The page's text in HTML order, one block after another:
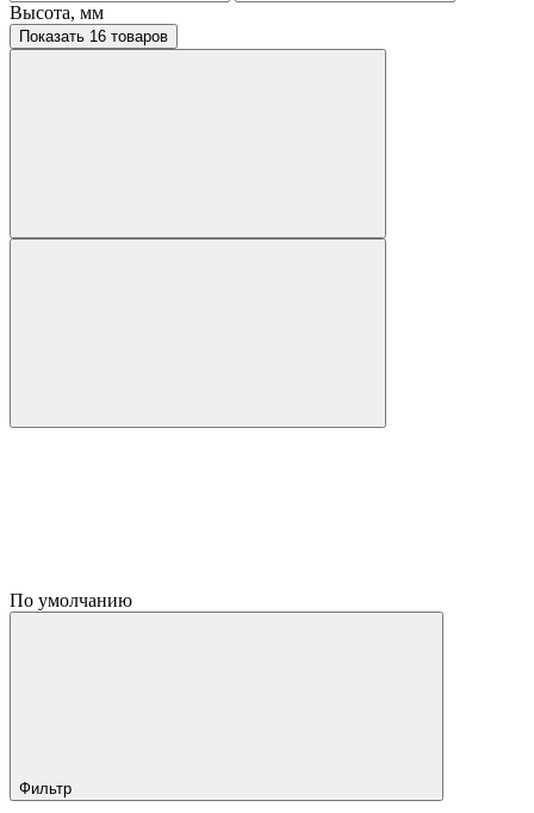
Высота, мм
Показать 16 товаров
По умолчанию
Фильтр